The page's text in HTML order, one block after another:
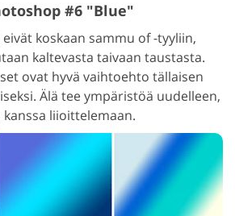
#6 "Blue"
koskaan sammu of -tyyliin,
kaltevasta taivaan taustasta.
ovat hyvä vaihtoehto tällaisen
Älä tee ympäristöä uudelleen,
liioittelemaan.